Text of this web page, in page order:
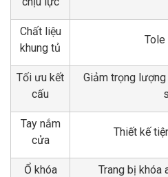
Chất liệu
khung tủ
Tole
Tối ưu kết
cấu
Giảm trọng
Tay nắm
cửa
Thiết kế
Ổ khóa Trang bị khóa